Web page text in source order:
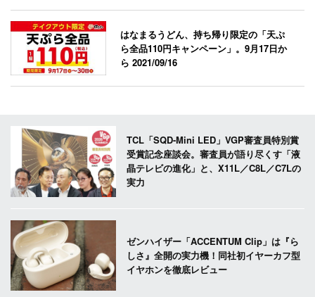
はなまるうどん、持ち帰り限定の「天ぷ
ら全品110円キャンペーン」。9月17日か
ら2021/09/16
TCL「SQD-Mini LED」VGP審査員特別賞
受賞記念座談会。審査員が語り尽くす「液
晶テレビの進化」と、X11L／C8L／C7Lの
実力
ゼンハイザー「ACCENTUM Clip」は『ら
しさ』全開の実力機！同社初イヤーカフ型
イヤホンを徹底レビュー